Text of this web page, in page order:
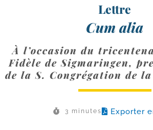
Lettre
Cum alia
À l’occasion du
Fidèle de Sigmaringen,
de la S. Congrégation de
3 minutes Exporter